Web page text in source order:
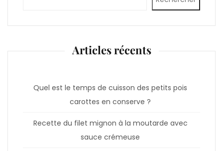
Articles récents
Quel est le temps de cuisson des petits pois
carottes en conserve ?
Recette du filet mignon à la moutarde avec
sauce crémeuse